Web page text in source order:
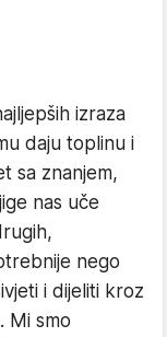
izraza
daju toplinu i
sa znanjem,
nas uče
nego
i dijeliti kroz
Mi smo